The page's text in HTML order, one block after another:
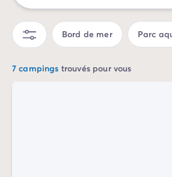
Camping Paris
Camping Languedoc-Roussillon
Camping Aude
Camping Carcassonne
Camping Narbonne
Bord de mer Parc
7 campings trouvés pour vous